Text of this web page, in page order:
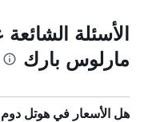
الأسئلة
مارلوس بارك
هل الأسعار في هوتل دوم